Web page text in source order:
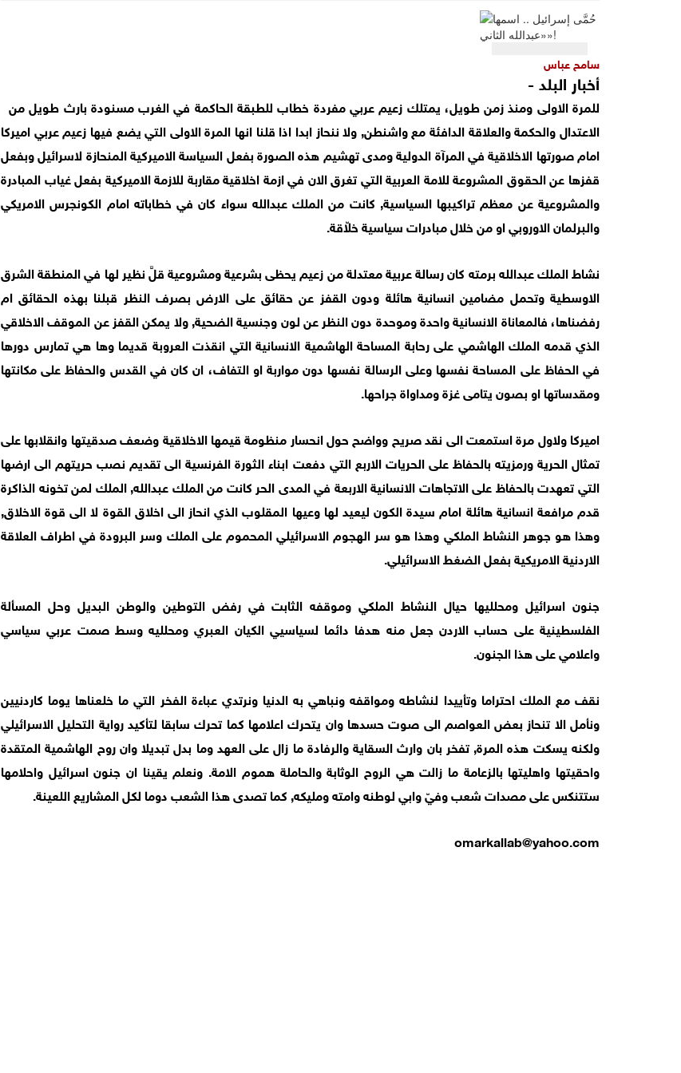
سامح عباس
أخبار البلد -
للمرة الاولى ومنذ زمن طويل، يمتلك زعيم عربي مفردة خطاب للطبقة الحاكمة في الغرب مسنودة بارث طويل من
الاعتدال والحكمة والعلاقة الدافئة مع واشنطن, ولا ننحاز ابدا اذا قلنا انها المرة الاولى التي يضع فيها زعيم عربي اميركا
امام صورتها الاخلاقية في المرآة الدولية ومدى تهشيم هذه الصورة بفعل السياسة الاميركية المنحازة لاسرائيل وبفعل
قفزها عن الحقوق المشروعة للامة العربية التي تغرق الان في ازمة اخلاقية مقاربة للازمة الاميركية بفعل غياب المبادرة
والمشروعية عن معظم تراكيبها السياسية, كانت من الملك عبدالله سواء كان في خطاباته امام الكونجرس الامريكي
والبرلمان الاوروبي او من خلال مبادرات سياسية خلاّقة.
نشاط الملك عبدالله برمته كان رسالة عربية معتدلة من زعيم يحظى بشرعية ومشروعية قلَّ نظير لها في المنطقة الشرق
الاوسطية وتحمل مضامين انسانية هائلة ودون القفز عن حقائق على الارض بصرف النظر قبلنا بهذه الحقائق ام
رفضناها، فالمعاناة الانسانية واحدة وموحدة دون النظر عن لون وجنسية الضحية, ولا يمكن القفز عن الموقف الاخلاقي
الذي قدمه الملك الهاشمي على رحابة المساحة الهاشمية الانسانية التي انقذت العروبة قديما وها هي تمارس دورها
في الحفاظ على المساحة نفسها وعلى الرسالة نفسها دون مواربة او التفاف، ان كان في القدس والحفاظ على مكانتها
ومقدساتها او بصون يتامى غزة ومداواة جراحها.
اميركا ولاول مرة استمعت الى نقد صريح وواضح حول انحسار منظومة قيمها الاخلاقية وضعف صدقيتها وانقلابها على
تمثال الحرية ورمزيته بالحفاظ على الحريات الاربع التي دفعت ابناء الثورة الفرنسية الى تقديم نصب حريتهم الى ارضها
التي تعهدت بالحفاظ على الاتجاهات الانسانية الاربعة في المدى الحر كانت من الملك عبدالله, الملك لمن تخونه الذاكرة
قدم مرافعة انسانية هائلة امام سيدة الكون ليعيد لها وعيها المقلوب الذي انحاز الى اخلاق القوة لا الى قوة الاخلاق,
وهذا هو جوهر النشاط الملكي وهذا هو سر الهجوم الاسرائيلي المحموم على الملك وسر البرودة في اطراف العلاقة
الاردنية الامريكية بفعل الضغط الاسرائيلي.
جنون اسرائيل ومحلليها حيال النشاط الملكي وموقفه الثابت في رفض التوطين والوطن البديل وحل المسألة
الفلسطينية على حساب الاردن جعل منه هدفا دائما لسياسيي الكيان العبري ومحلليه وسط صمت عربي سياسي
واعلامي على هذا الجنون.
نقف مع الملك احتراما وتأييدا لنشاطه ومواقفه ونباهي به الدنيا ونرتدي عباءة الفخر التي ما خلعناها يوما كاردنيين
ونأمل الا تنحاز بعض العواصم الى صوت حسدها وان يتحرك اعلامها كما تحرك سابقا لتأكيد رواية التحليل الاسرائيلي
ولكنه يسكت هذه المرة, تفخر بان وارث السقاية والرفادة ما زال على العهد وما بدل تبديلا وان روح الهاشمية المتقدة
واحقيتها واهليتها بالزعامة ما زالت هي الروح الوثابة والحاملة هموم الامة. ونعلم يقينا ان جنون اسرائيل واحلامها
ستتنكس على مصدات شعب وفيّ وابي لوطنه وامته ومليكه, كما تصدى هذا الشعب دوما لكل المشاريع اللعينة.
omarkallab@yahoo.com